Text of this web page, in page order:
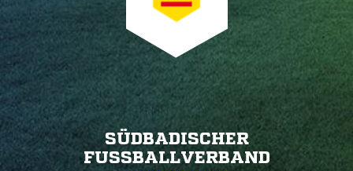
SÜDBADISCHER
FUSSBALLVERBAND